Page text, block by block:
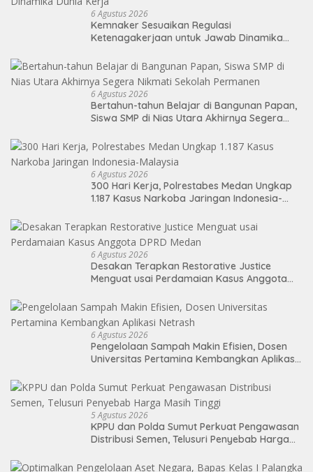
6 Agustus 2026
Kemnaker Sesuaikan Regulasi
Ketenagakerjaan untuk Jawab Dinamika
6 Agustus 2026
Bertahun-tahun Belajar di Bangunan Papan,
Siswa SMP di Nias Utara Akhirnya Segera
6 Agustus 2026
300 Hari Kerja, Polrestabes Medan Ungkap
1.187 Kasus Narkoba Jaringan Indonesia-
6 Agustus 2026
Desakan Terapkan Restorative Justice
Menguat usai Perdamaian Kasus Anggota
6 Agustus 2026
Pengelolaan Sampah Makin Efisien, Dosen
Universitas Pertamina Kembangkan Aplikasi
5 Agustus 2026
KPPU dan Polda Sumut Perkuat Pengawasan
Distribusi Semen, Telusuri Penyebab Harga